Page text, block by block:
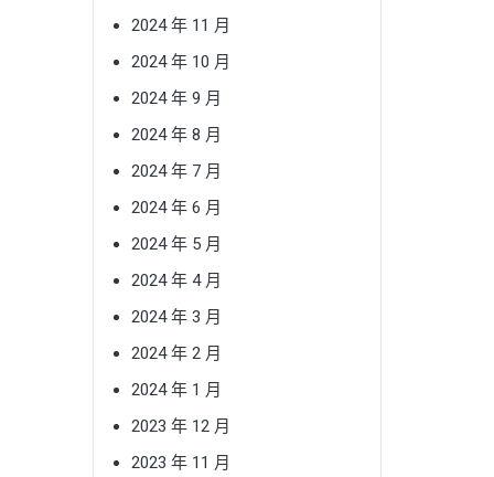
2024 年 11 月
2024 年 10 月
2024 年 9 月
2024 年 8 月
2024 年 7 月
2024 年 6 月
2024 年 5 月
2024 年 4 月
2024 年 3 月
2024 年 2 月
2024 年 1 月
2023 年 12 月
2023 年 11 月